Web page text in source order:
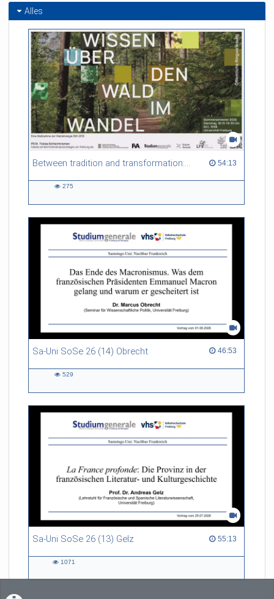
Alles
Between tradition and transformation: how owners, advisers and institutions co-create knowledge for resilient forests in Europe 54:13
54:13 duration
275
Sa-Uni SoSe 26 (14) Obrecht 46:53
46:53 duration
529
Sa-Uni SoSe 26 (13) Gelz 55:13
55:13 duration
1071